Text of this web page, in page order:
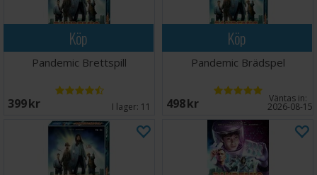
Köp
Pandemic Brettspill
399 SEK I lager: 11
Köp
Pandemic Brädspel
498 SEK Väntas in:
2026-08-15